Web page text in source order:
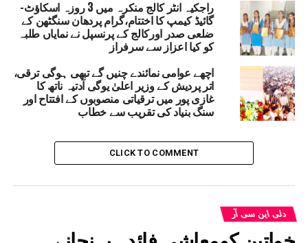
پر روڈ ویز کی بسوں کے کرایہ میں کوئی اضافہ نہیں ہوگا۔
اس سے پہلے یوپی روڈ ویز نے فروری میں کرایوں میں اضافہ
کیا تھا۔
RELATED TOPICS:
BJP
NHAI
NOIDANEWS
RANSPORTCORPORATION
UPROADWAYSBUS
UTTARPRADESH
YOGIGOVERNMENT
حکومت عوامی غصے کو دبانے کیلئے سوشل میڈیا
ہے کنٹرول :کجریوال
دہلی میں ڈی ڈی اے کی بڑی کارروائی ،23 فارم ہاؤس پر
چلا بلڈوزر
راجکیہ انٹر کالج منکرہ میں 3 روزہ اسکاؤٹ-
گائیڈ کیمپ کا اختتام،گرام پردھان سنگٹھن کے
ضلعی صدر اورکالج کے پرنسپل نے نمایاں طلبہ
کو کیا اعزاز سے سرفراز
اچھے عوامی نمائندے چنیں گے تبھی ہوگی ترقی،
اتر پردیش کے وزیر اعلیٰ یوگی آدتیہ ناتھ کا
غازی پور میں ترقیاتی منصوبوں کے افتتاح اور
سنگ بنیاد کی تقریب سے خطاب
CLICK TO COMMENT
دلی این سی آر